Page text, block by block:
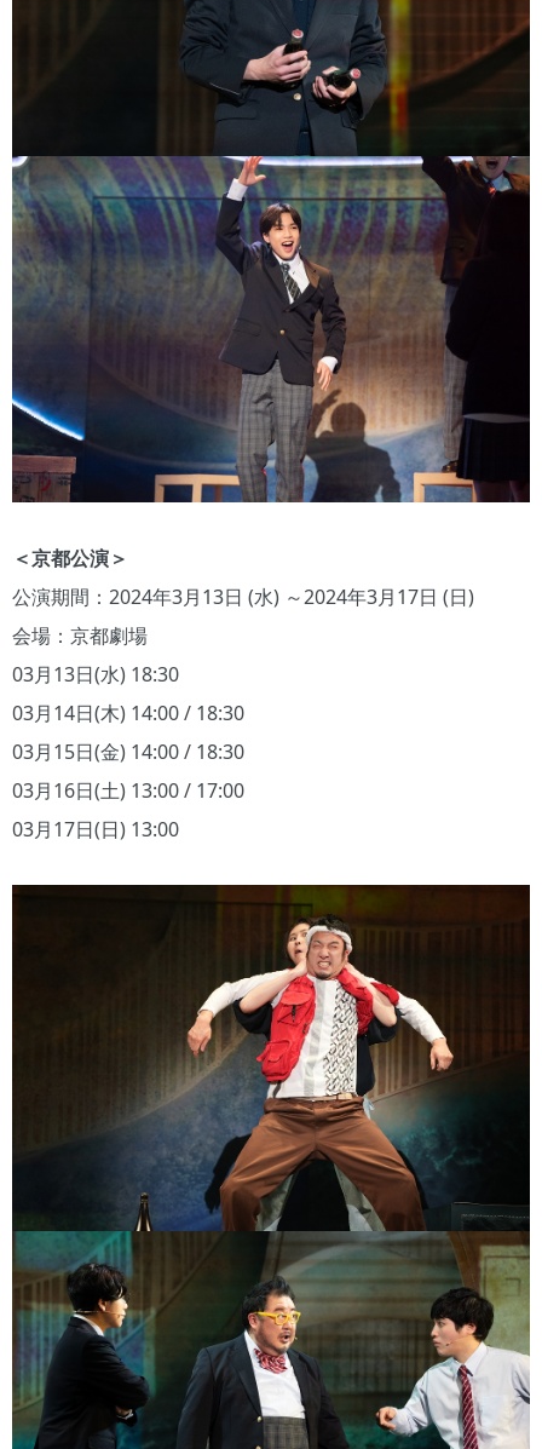
＜京都公演＞
公演期間：2024年3月13日 (水) ～2024年3月17日 (日)
会場：京都劇場
03月13日(水) 18:30
03月14日(木) 14:00 / 18:30
03月15日(金) 14:00 / 18:30
03月16日(土) 13:00 / 17:00
03月17日(日) 13:00